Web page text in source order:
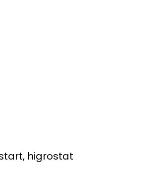
higrostat